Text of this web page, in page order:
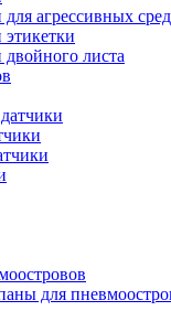
для агрессивных сред
этикетки
двойного листа
для